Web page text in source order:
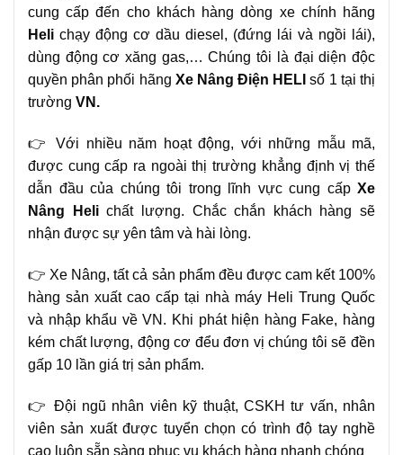
cung cấp đến cho khách hàng dòng xe chính hãng
Heli chạy động cơ dầu diesel, (đứng lái và ngồi lái),
dùng động cơ xăng gas,… Chúng tôi là đại diện độc
quyền phân phối hãng Xe Nâng Điện HELIsố 1 tại thị
trường VN.
👉 Với nhiều năm hoạt động, với những mẫu mã,
được cung cấp ra ngoài thị trường khẳng định vị thế
dẫn đầu của chúng tôi trong lĩnh vực cung cấp Xe
Nâng Helichất lượng. Chắc chắn khách hàng sẽ
nhận được sự yên tâm và hài lòng.
👉 Xe Nâng, tất cả sản phẩm đều được cam kết 100%
hàng sản xuất cao cấp tại nhà máy Heli Trung Quốc
và nhập khẩu về VN. Khi phát hiện hàng Fake, hàng
kém chất lượng, động cơ đểu đơn vị chúng tôi sẽ đền
gấp 10 lần giá trị sản phẩm.
👉 Đội ngũ nhân viên kỹ thuật, CSKH tư vấn, nhân
viên sản xuất được tuyển chọn có trình độ tay nghề
cao luôn sẵn sàng phục vụ khách hàng nhanh chóng